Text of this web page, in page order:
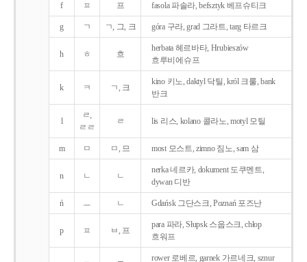
f ㅍ 프 fasola 파솔라, befsztyk 베프슈티크
g ㄱ ㄱ, 그, 크 góra 구라, grad 그라트, targ 타르크
h ㅎ 흐
herbata 헤르바타, Hrubieszów
흐루비에슈프
k ㅋ ㄱ, 크
kino 키노, daktyl 닥틸, król 크룰, bank
반크
l
ㄹ,
ㄹㄹ
ㄹ lis 리스, kolano 콜라노, motyl 모틸
m ㅁ ㅁ, 므 most 모스트, zimno 짐노, sam 삼
n ㄴ ㄴ
nerka 네르카, dokument 도쿠멘트,
dywan 디반
ń ㅡ ㄴ Gdańsk 그단스크, Poznań 포즈난
p ㅍ ㅂ, 프
para 파라, Słupsk 스웁스크, chłop
흐워프
rower 로베르, garnek 가르네크, sznur